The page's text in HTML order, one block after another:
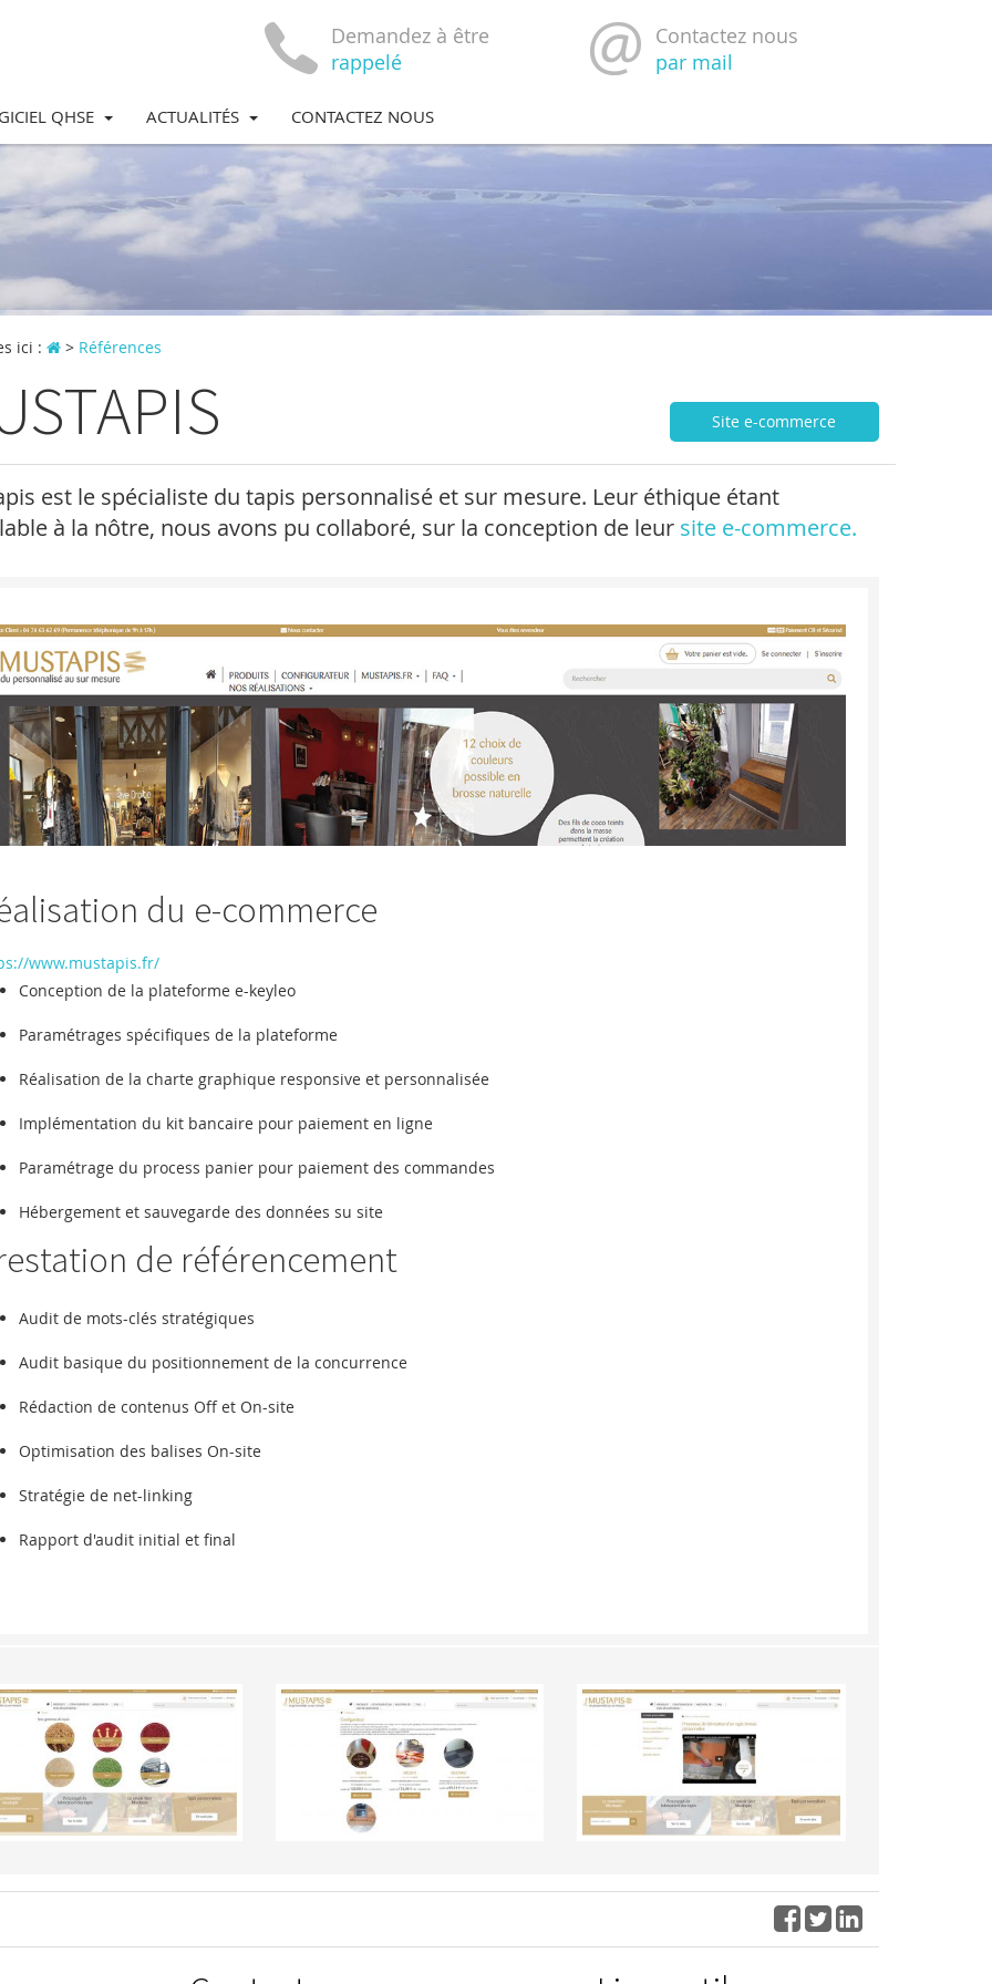
Demandez à être
rappelé
Contactez nous
par mail
QHSE ACTUALITÉS CONTACTEZ NOUS
ici : > Références
Site e-commerce
est le spécialiste du tapis personnalisé et sur mesure. Leur éthique étant
à la nôtre, nous avons pu collaboré, sur la conception de leur site e-commerce.
du e-commerce
www.mustapis.fr/
Conception de la plateforme e-keyleo
Paramétrages spécifiques de la plateforme
Réalisation de la charte graphique responsive et personnalisée
Implémentation du kit bancaire pour paiement en ligne
Paramétrage du process panier pour paiement des commandes
Hébergement et sauvegarde des données su site
de référencement
Audit de mots-clés stratégiques
Audit basique du positionnement de la concurrence
Rédaction de contenus Off et On-site
Optimisation des balises On-site
Stratégie de net-linking
Rapport d'audit initial et final